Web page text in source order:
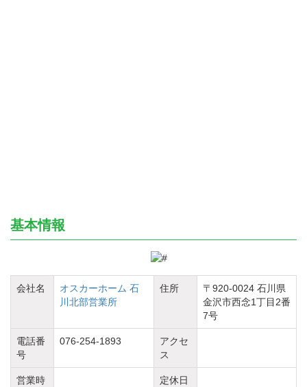
基本情報
会社名
オスカーホーム 石
川北部営業所
住所
〒920-0024 石川県
金沢市西念1丁目2番
7号
電話番
号
076-254-1893
アクセ
ス
営業時
定休日